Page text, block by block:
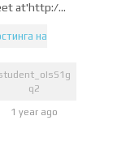
at'http:/...
на
q2
1 year ago